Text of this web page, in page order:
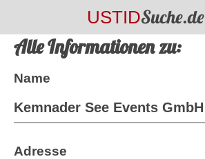
USTIDSuche.de
Alle Informationen zu:
Name
Kemnader See Events GmbH
Adresse